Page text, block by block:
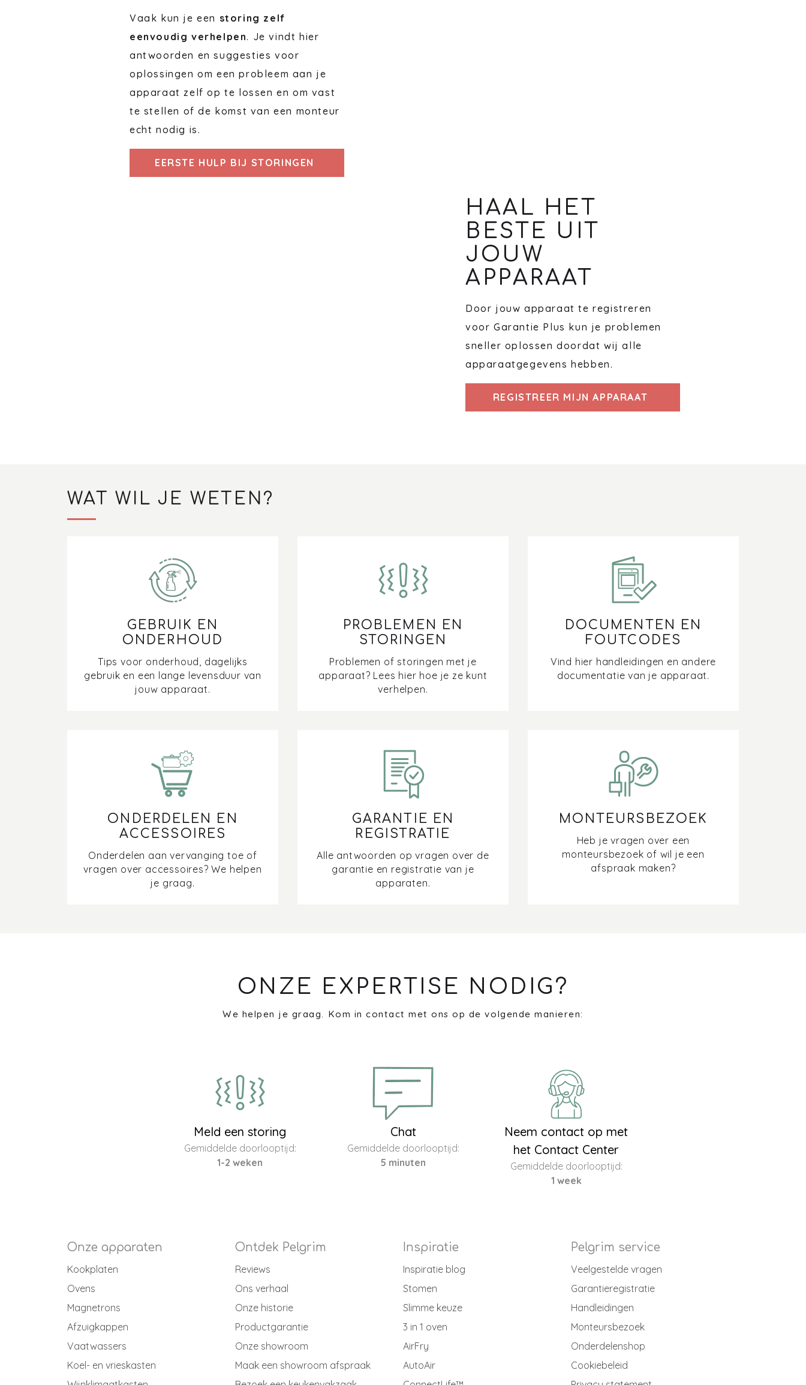
Vaak kun je een storing zelf
eenvoudig verhelpen. Je vindt hier
antwoorden en suggesties voor
oplossingen om een probleem aan je
apparaat zelf op te lossen en om vast
te stellen of de komst van een monteur
echt nodig is.
EERSTE HULP BIJ STORINGEN
HAAL HET
BESTE UIT
JOUW
APPARAAT
Door jouw apparaat te registreren
voor Garantie Plus kun je problemen
sneller oplossen doordat wij alle
apparaatgegevens hebben.
REGISTREER MIJN APPARAAT
WAT WIL JE WETEN?
GEBRUIK EN
ONDERHOUD
Tips voor onderhoud, dagelijks
gebruik en een lange levensduur van
jouw apparaat.
PROBLEMEN EN
STORINGEN
Problemen of storingen met je
apparaat? Lees hier hoe je ze kunt
verhelpen.
DOCUMENTEN EN
FOUTCODES
Vind hier handleidingen en andere
documentatie van je apparaat.
ONDERDELEN EN
ACCESSOIRES
Onderdelen aan vervanging toe of
vragen over accessoires? We helpen
je graag.
GARANTIE EN
REGISTRATIE
Alle antwoorden op vragen over de
garantie en registratie van je
apparaten.
MONTEURSBEZOEK
Heb je vragen over een
monteursbezoek of wil je een
afspraak maken?
ONZE EXPERTISE NODIG?
We helpen je graag. Kom in contact met ons op de volgende manieren:
Meld een storing
Gemiddelde doorlooptijd:
1-2 weken
Chat
Gemiddelde doorlooptijd:
5 minuten
Neem contact op met
het Contact Center
Gemiddelde doorlooptijd:
1 week
Onze apparaten
Kookplaten
Ovens
Magnetrons
Afzuigkappen
Vaatwassers
Koel- en vrieskasten
Ontdek Pelgrim
Reviews
Ons verhaal
Onze historie
Productgarantie
Onze showroom
Maak een showroom afspraak
Inspiratie
Inspiratie blog
Stomen
Slimme keuze
3 in 1 oven
AirFry
AutoAir
Pelgrim service
Veelgestelde vragen
Garantieregistratie
Handleidingen
Monteursbezoek
Onderdelenshop
Cookiebeleid